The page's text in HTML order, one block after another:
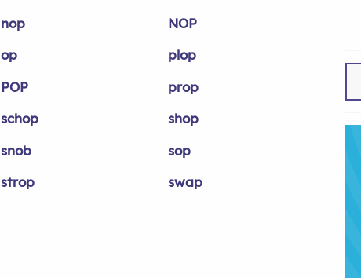
nop
NOP
op
plop
POP
prop
schop
shop
snob
sop
strop
swap